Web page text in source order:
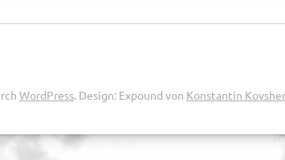
WordPress. Design: Expound von Konstantin